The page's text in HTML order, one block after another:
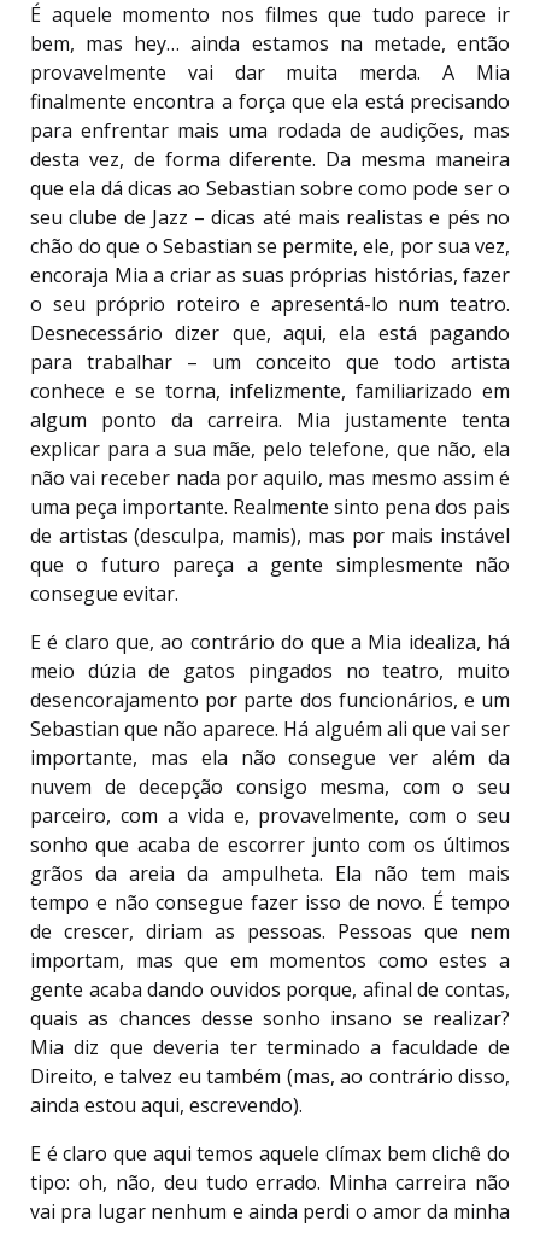
É aquele momento nos filmes que tudo parece ir
bem, mas hey… ainda estamos na metade, então
provavelmente vai dar muita merda. A Mia
finalmente encontra a força que ela está precisando
para enfrentar mais uma rodada de audições, mas
desta vez, de forma diferente. Da mesma maneira
que ela dá dicas ao Sebastian sobre como pode ser o
seu clube de Jazz – dicas até mais realistas e pés no
chão do que o Sebastian se permite, ele, por sua vez,
encoraja Mia a criar as suas próprias histórias, fazer
o seu próprio roteiro e apresentá-lo num teatro.
Desnecessário dizer que, aqui, ela está pagando
para trabalhar – um conceito que todo artista
conhece e se torna, infelizmente, familiarizado em
algum ponto da carreira. Mia justamente tenta
explicar para a sua mãe, pelo telefone, que não, ela
não vai receber nada por aquilo, mas mesmo assim é
uma peça importante. Realmente sinto pena dos pais
de artistas (desculpa, mamis), mas por mais instável
que o futuro pareça a gente simplesmente não
consegue evitar.
E é claro que, ao contrário do que a Mia idealiza, há
meio dúzia de gatos pingados no teatro, muito
desencorajamento por parte dos funcionários, e um
Sebastian que não aparece. Há alguém ali que vai ser
importante, mas ela não consegue ver além da
nuvem de decepção consigo mesma, com o seu
parceiro, com a vida e, provavelmente, com o seu
sonho que acaba de escorrer junto com os últimos
grãos da areia da ampulheta. Ela não tem mais
tempo e não consegue fazer isso de novo. É tempo
de crescer, diriam as pessoas. Pessoas que nem
importam, mas que em momentos como estes a
gente acaba dando ouvidos porque, afinal de contas,
quais as chances desse sonho insano se realizar?
Mia diz que deveria ter terminado a faculdade de
Direito, e talvez eu também (mas, ao contrário disso,
ainda estou aqui, escrevendo).
E é claro que aqui temos aquele clímax bem clichê do
tipo: oh, não, deu tudo errado. Minha carreira não
vai pra lugar nenhum e ainda perdi o amor da minha